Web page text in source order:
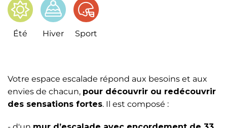
Été Hiver Sport
Votre espace escalade répond aux besoins et aux
envies de chacun, pour découvrir ou redécouvrir
des sensations fortes. Il est composé :